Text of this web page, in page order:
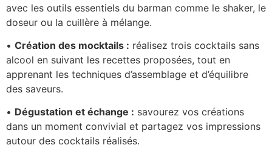
avec les outils essentiels du barman comme le shaker, le
doseur ou la cuillère à mélange.
• Création des mocktails : réalisez trois cocktails sans
alcool en suivant les recettes proposées, tout en
apprenant les techniques d’assemblage et d’équilibre
des saveurs.
• Dégustation et échange : savourez vos créations
dans un moment convivial et partagez vos impressions
autour des cocktails réalisés.